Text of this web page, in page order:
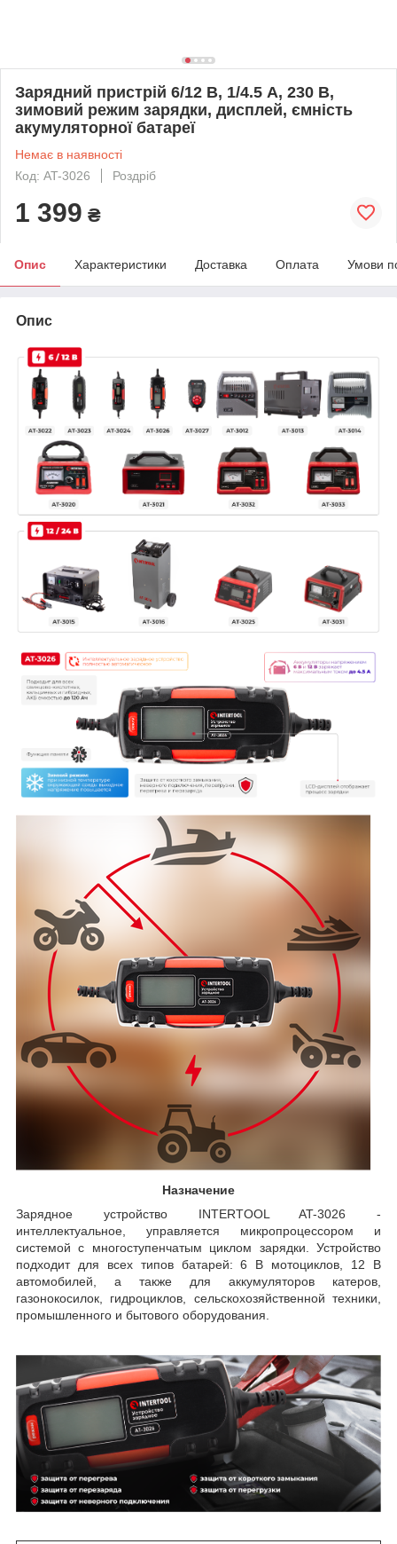
Зарядний пристрій 6/12 В, 1/4.5 А, 230 В,
зимовий режим зарядки, дисплей, ємність
акумуляторної батареї
Немає в наявності
Код: AT-3026
Роздріб
1 399 ₴
Опис Характеристики Доставка Оплата Умови
Опис
Назначение
Зарядное устройство INTERTOOL AT-3026 -
интеллектуальное, управляется микропроцессором и
системой с многоступенчатым циклом зарядки. Устройство
подходит для всех типов батарей: 6 В мотоциклов, 12 В
автомобилей, а также для аккумуляторов катеров,
газонокосилок, гидроциклов, сельскохозяйственной техники,
промышленного и бытового оборудования.